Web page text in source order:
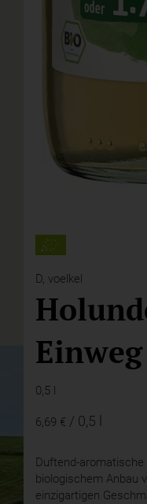
D, voelkel
Einweg
0,5 l
6,69 € / 0,5 l
Duftend-
biologischem Anbau
einzigartigen